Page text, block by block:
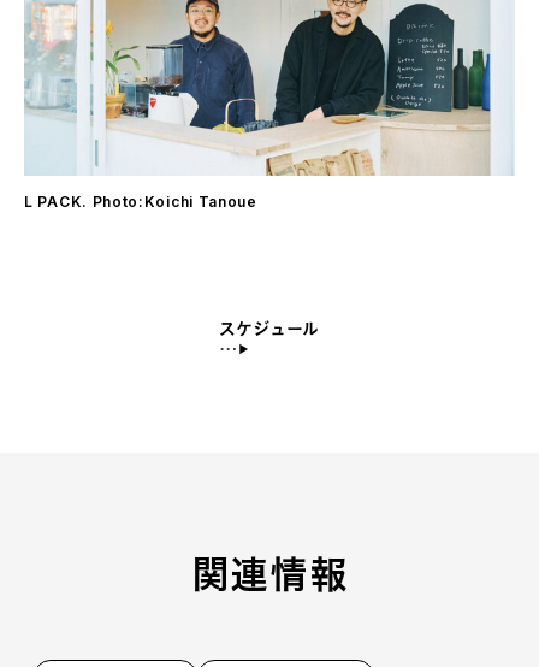
L PACK. Photo:Koichi Tanoue
スケジュール
関連情報